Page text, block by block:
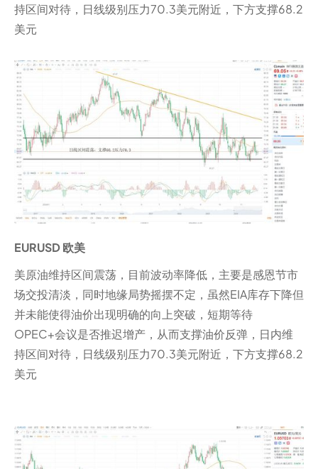
持区间对待，日线级别压力70.3美元附近，下方支撑68.2
美元
EURUSD 欧美
美原油维持区间震荡，目前波动率降低，主要是感恩节市
场交投清淡，同时地缘局势摇摆不定，虽然EIA库存下降但
并未能使得油价出现明确的向上突破，短期等待
OPEC+会议是否推迟增产，从而支撑油价反弹，日内维
持区间对待，日线级别压力70.3美元附近，下方支撑68.2
美元